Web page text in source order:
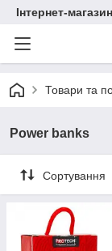
Інтернет-
Товари та
Power banks
Сортування